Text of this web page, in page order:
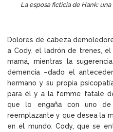
La esposa ficticia de Hank:
Dolores de cabeza
a Cody, el ladrón de trenes,
mamá, mientras la
demencia –dado el
hermano y su propia
para él y a la femme fatale
que lo engaña con uno de
reemplazante y que desea la
en el mundo. Cody, que se